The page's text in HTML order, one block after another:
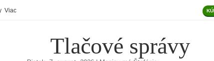
Viac
Tlačové správy